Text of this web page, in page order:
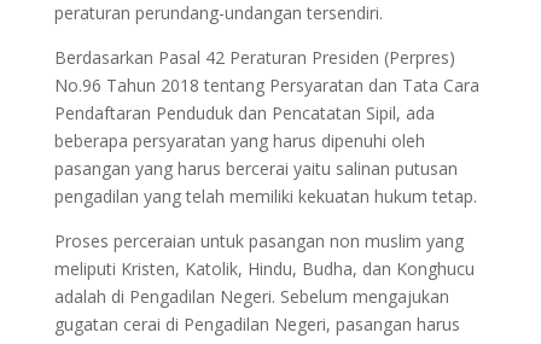
peraturan perundang-undangan tersendiri.
Berdasarkan Pasal 42 Peraturan Presiden (Perpres)
No.96 Tahun 2018 tentang Persyaratan dan Tata Cara
Pendaftaran Penduduk dan Pencatatan Sipil, ada
beberapa persyaratan yang harus dipenuhi oleh
pasangan yang harus bercerai yaitu salinan putusan
pengadilan yang telah memiliki kekuatan hukum tetap.
Proses perceraian untuk pasangan non muslim yang
meliputi Kristen, Katolik, Hindu, Budha, dan Konghucu
adalah di Pengadilan Negeri. Sebelum mengajukan
gugatan cerai di Pengadilan Negeri, pasangan harus